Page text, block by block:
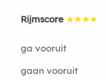
Rijmscore ★★★★
ga vooruit
gaan vooruit